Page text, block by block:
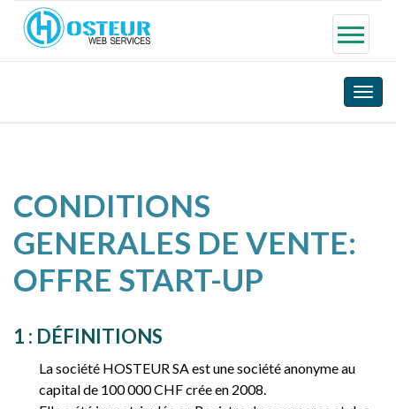
Toggle
CONDITIONS
GENERALES DE VENTE:
OFFRE START-UP
1 : DÉFINITIONS
La société HOSTEUR SA est une société anonyme au
capital de 100 000 CHF crée en 2008.